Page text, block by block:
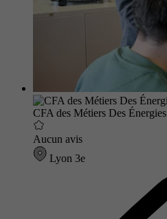
CFA des Métiers Des Énergies
Aucun avis
Lyon 3e